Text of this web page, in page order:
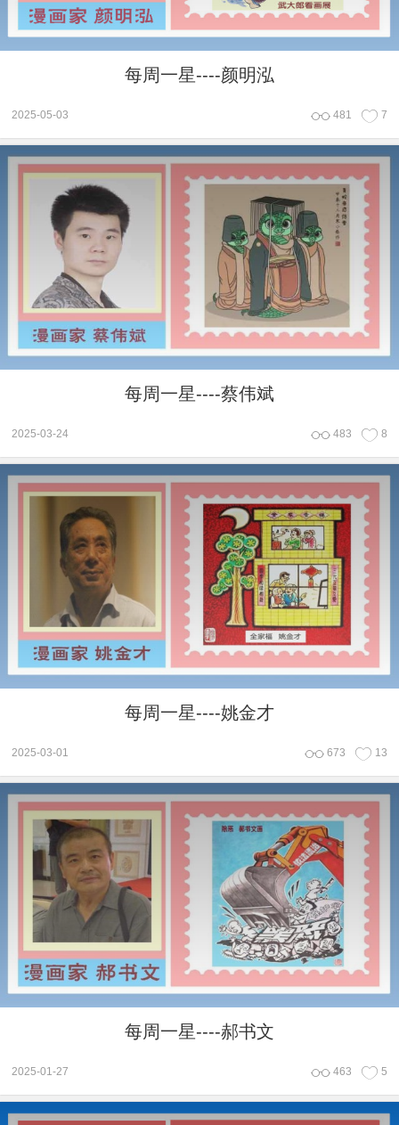
每周一星----颜明泓
2025-05-03 481 7
每周一星----蔡伟斌
2025-03-24 483 8
每周一星----姚金才
2025-03-01 673 13
每周一星----郝书文
2025-01-27 463 5